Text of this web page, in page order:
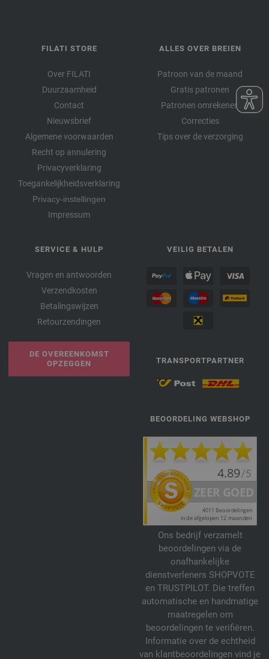
FILATI STORE
Over FILATI
Duurzaamheid
Contact
Nieuwsbrief
Algemene voorwaarden
Recht op annulering
Privacyverklaring
Toegankelijkheidsverklaring
Privacy-instellingen
Impressum
ALLES OVER BREIEN
Patroon van de maand
Gratis patronen
Patronen omrekenen
Correcties
Tips over de verzorging
SERVICE & HULP
Vragen en antwoorden
Verzendkosten
Betalingswijzen
Retourzendingen
DE OVEREENKOMST
OPZEGGEN
VEILIG BETALEN
TRANSPORTPARTNER
BEOORDELING WEBSHOP
Ons bedrijf verzamelt
beoordelingen via de
onafhankelijke
dienstverleners SHOPVOTE
en TRUSTPILOT. Die treffen
automatische en handmatige
maatregelen om
beoordelingen te verifiëren.
Informatie over de echtheid
van klantbeoordelingen vind je